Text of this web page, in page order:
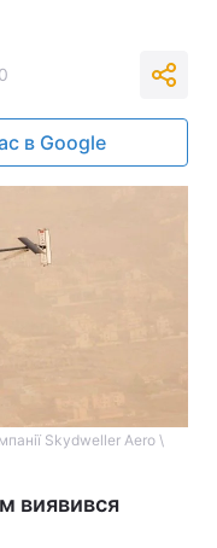
в Google
Skydweller Aero \
виявився